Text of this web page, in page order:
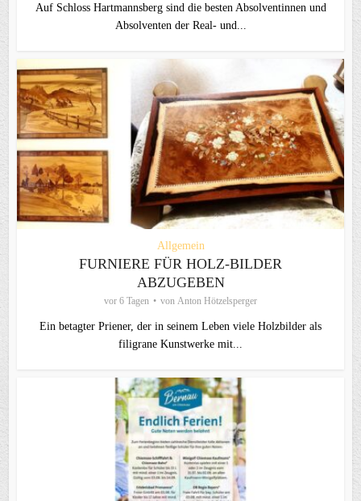
Auf Schloss Hartmannsberg sind die besten Absolventinnen und
Absolventen der Real- und...
Allgemein
FURNIERE FÜR HOLZ-BILDER
ABZUGEBEN
vor 6 Tagen von Anton Hötzelsperger
Ein betagter Priener, der in seinem Leben viele Holzbilder als
filigrane Kunstwerke mit...